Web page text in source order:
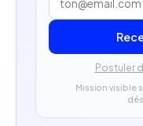
Postuler
Mission visible